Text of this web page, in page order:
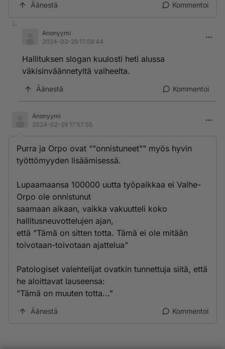
Äänestä Kommentoi
Anonyymi
2024-02-29 17:58:44
Hallituksen slogan kuulosti heti alussa
väkisinväännetyltä valheelta.
Äänestä Kommentoi
Anonyymi
2024-02-29 17:57:55
Purra ja Orpo ovat ""onnistuneet"" myös hyvin
työttömyyden lisäämisessä.
Lupaamaansa 100000 uutta työpaikkaa ei Valhe-
Orpo ole onnistunut
saamaan aikaan, vaikka vakuutteli koko
hallitusneuvottelujen ajan,
että "Tämä on sitten totta. Tämä ei ole mitään
toivotaan-toivotaan ajattelua"
Patologiset valehtelijat ovatkin tunnettuja siitä, että
he aloittavat lauseensa:
"Tämä on muuten totta..."
Äänestä Kommentoi